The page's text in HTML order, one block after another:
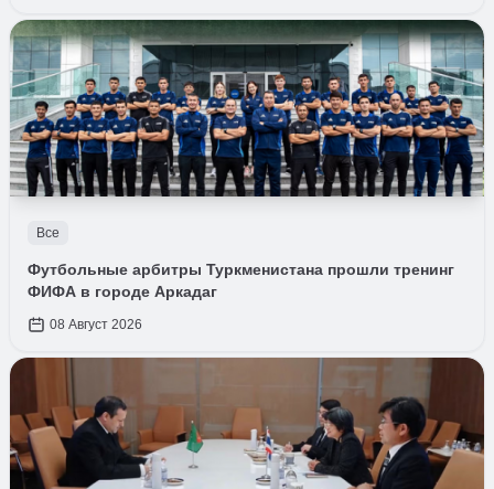
Все
Футбольные арбитры Туркменистана прошли тренинг
ФИФА в городе Аркадаг
08 Август 2026